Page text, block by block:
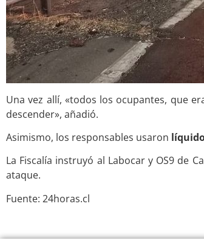
Una vez allí, «todos los ocupantes, que
descender», añadió.
Asimismo, los responsables usaron
La Fiscalía instruyó al Labocar y OS9 de
ataque.
Fuente: 24horas.cl